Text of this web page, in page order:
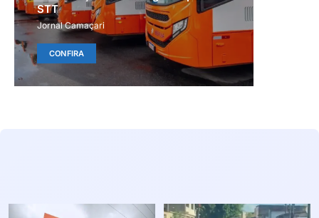
STT
Jornal Camaçari
CONFIRA